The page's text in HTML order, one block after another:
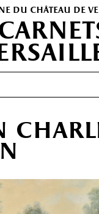
du château de
PATRIMOINE
HISTOIRE(S)